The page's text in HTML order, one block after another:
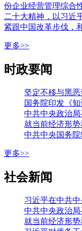
份企业经营管理综合
二十大精神，以习近
紧跟中国改革步伐，
更多>>
时政要闻
国务院印发《知
更多>>
社会新闻